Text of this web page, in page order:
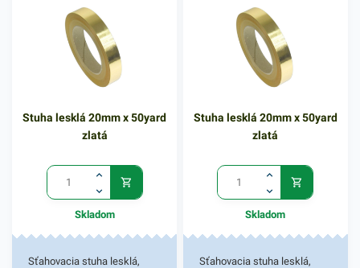
taktiež pri stolovaní v
reštaurácií, kaviarni,
hoteloch, cukrárni aj pri
výnimočných príležitostiach,
ako sú hostiny, rodinné
balenie obsahuje 6 kusov a
Stuha lesklá 20mm x 50yard
zlatá
Skladom
Sťahovacia stuha lesklá,
Stuha lesklá 20mm x 50yard
zlatá
Skladom
Sťahovacia stuha lesklá,